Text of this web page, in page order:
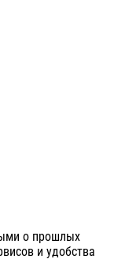
о прошлых
и удобства